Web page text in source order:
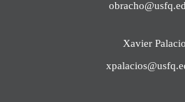
Xavier